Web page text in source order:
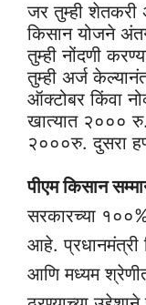
जर तुम्ही शेतकरी
किसान योजने
तुम्ही नोंदणी
तुम्ही अर्ज
ऑक्टोबर किंवा
खात्यात २०००
२०००रु. दुसरा
पीएम किसान
सरकारच्या
आहे. प्रधानमंत्री
आणि मध्यम